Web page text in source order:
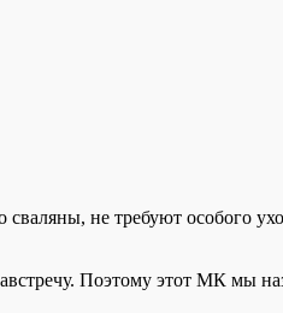
не требуют особого
Поэтому этот МК мы